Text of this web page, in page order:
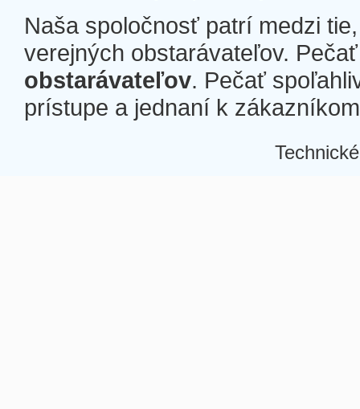
Naša spoločnosť patrí medzi
verejných obstarávateľov.
obstarávateľov. Pečať
prístupe a jednaní k